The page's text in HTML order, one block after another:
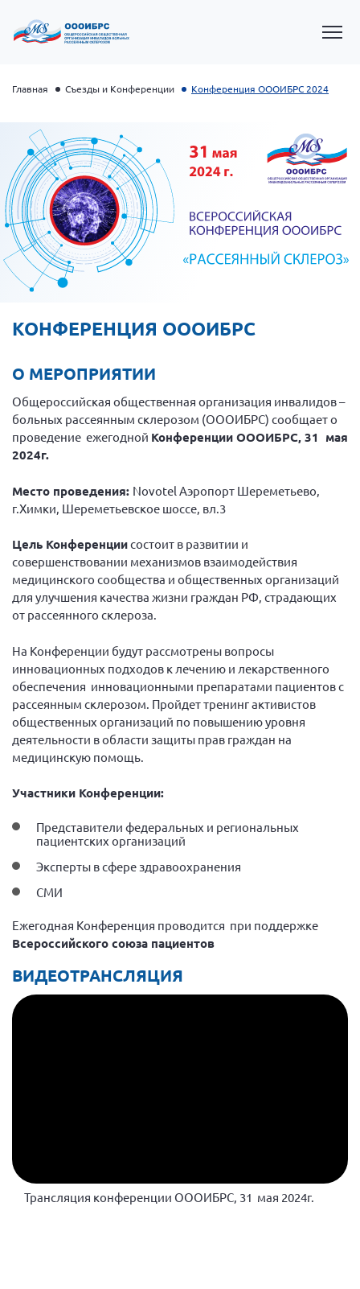
Президент Власов Я.В.
Первый вице-президент Кичигина Н. Ф.
Генеральный директор Матвиевская О.В.
Вице-президент Шишлянников Ф.В.
Информационная служба
Отдел международных отношений
Вице-президент Черненко Д.Е.
Вице-президент Чернова А.В.
Вице-президент Груба Л.В.
Главный бухгалтер Жаворонкова Г.М.
Конференция ОООИБРС 2026
Конференция ОООИБРС 2025
Экспертный совет ОООИБРС 2025
Конференция ОООИБРС 2024
Конференция ОООИБРС 2023
Конференция ОООИБРС 2022
Конференция ОООИБРС 2021
Конференция ОООИБРС 2020
Документы съездов
Четвертый съезд
Шестой съезд
склерозом»
Новости: Казахстан
Исследования, аналитика, мнения
Всероссийская онлайн конференция
Главная Съезды и Конференции Конференция ОООИБРС 2024
КОНФЕРЕНЦИЯ ОООИБРС
О МЕРОПРИЯТИИ
Общероссийская общественная организация инвалидов –
больных рассеянным склерозом (ОООИБРС) сообщает о
проведение ежегодной Конференции ОООИБРС, 31 мая
2024г.
Место проведения: Novotel Аэропорт Шереметьево,
г.Химки, Шереметьевское шоссе, вл.3
Цель Конференциисостоит в развитии и
совершенствовании механизмов взаимодействия
медицинского сообщества и общественных организаций
для улучшения качества жизни граждан РФ, страдающих
от рассеянного склероза.
На Конференции будут рассмотрены вопросы
инновационных подходов к лечению и лекарственного
обеспечения инновационными препаратами пациентов с
рассеянным склерозом. Пройдет тренинг активистов
общественных организаций по повышению уровня
деятельности в области защиты прав граждан на
медицинскую помощь.
Участники Конференции:
Представители федеральных и региональных
пациентских организаций
Эксперты в сфере здравоохранения
СМИ
Ежегодная Конференция проводится при поддержке
Всероссийского союза пациентов
ВИДЕОТРАНСЛЯЦИЯ
Трансляция конференции ОООИБРС, 31 мая 2024г.